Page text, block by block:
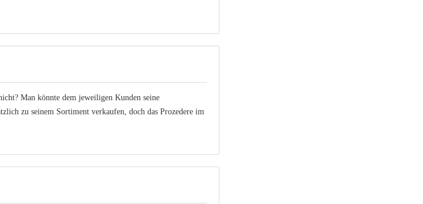
Man könnte dem jeweiligen Kunden seine
zu seinem Sortiment verkaufen, doch das Prozedere im